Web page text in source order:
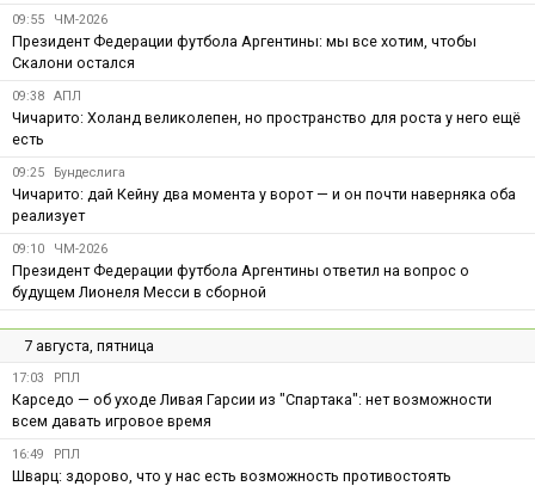
09:55 ЧМ-2026
Президент Федерации футбола Аргентины: мы все хотим, чтобы
Скалони остался
09:38 АПЛ
Чичарито: Холанд великолепен, но пространство для роста у него ещё
есть
09:25 Бундеслига
Чичарито: дай Кейну два момента у ворот — и он почти наверняка оба
реализует
09:10 ЧМ-2026
Президент Федерации футбола Аргентины ответил на вопрос о
будущем Лионеля Месси в сборной
7 августа, пятница
17:03 РПЛ
Карседо — об уходе Ливая Гарсии из "Спартака": нет возможности
всем давать игровое время
16:49 РПЛ
Шварц: здорово, что у нас есть возможность противостоять